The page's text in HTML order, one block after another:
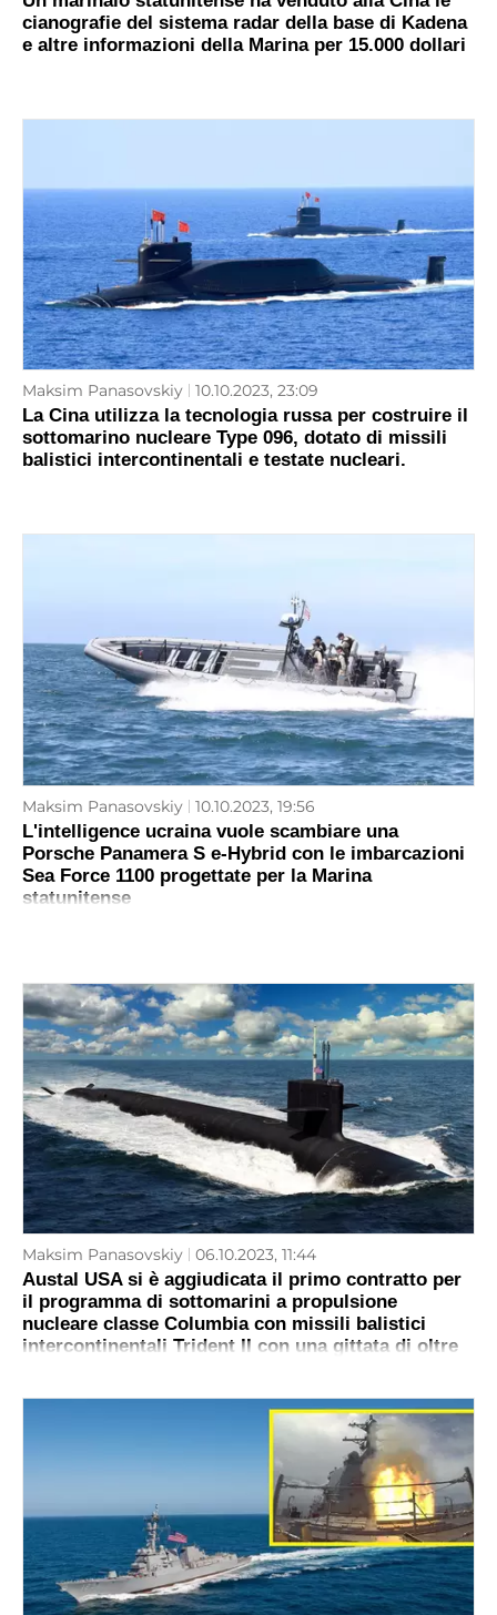
cianografie del sistema radar della base di Kadena
e altre informazioni della Marina per 15.000 dollari
Maksim Panasovskiy 10.10.2023, 23:09
La Cina utilizza la tecnologia russa per costruire il
sottomarino nucleare Type 096, dotato di missili
balistici intercontinentali e testate nucleari.
Maksim Panasovskiy 10.10.2023, 19:56
L'intelligence ucraina vuole scambiare una
Porsche Panamera S e-Hybrid con le imbarcazioni
Sea Force 1100 progettate per la Marina
statunitense
Maksim Panasovskiy 06.10.2023, 11:44
Austal USA si è aggiudicata il primo contratto per
il programma di sottomarini a propulsione
nucleare classe Columbia con missili balistici
intercontinentali Trident II con una gittata di oltre